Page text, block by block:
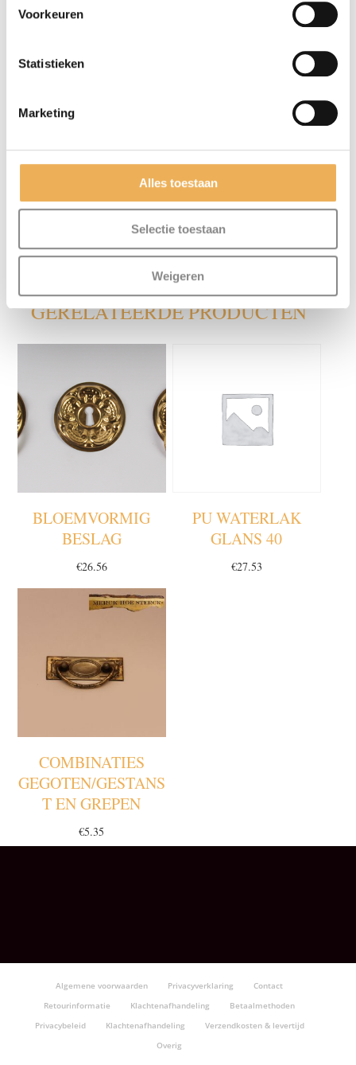
Voorkeuren
Statistieken
Marketing
Alles toestaan
Selectie toestaan
Weigeren
Mijn naam, e-mail en site opslaan in
ik een reactie plaats.
GERELATEERDE PRODUCTEN
BLOEMVORMIG
BESLAG
€26.56
PU WATERLAK
GLANS 40
€27.53
COMBINATIES
GEGOTEN/GESTANS
T EN GREPEN
€5.35
Algemene voorwaarden Privacyverklaring
Contact
Retourinformatie
Klachtenafhandeling
Betaalmethoden
Privacybeleid
Klachtenafhandeling
Verzendkosten & levertijd
Overig